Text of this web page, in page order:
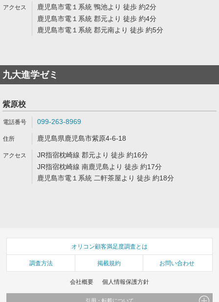
鹿児島市電１系統 鴨池より 徒歩 約2分
鹿児島市電１系統 郡元より 徒歩 約4分
鹿児島市電１系統 郡元南より 徒歩 約5分
九大進学ゼミ
紫原校
099-263-8969
鹿児島県鹿児島市紫原4-6-18
JR指宿枕崎線 郡元より 徒歩 約16分
JR指宿枕崎線 南鹿児島より 徒歩 約17分
鹿児島市電１系統 二軒茶屋より 徒歩 約18分
オリコン顧客満足度調査とは
調査方法 掲載規約 お問い合わせ
会社概要 個人情報保護方針
引用・転載について